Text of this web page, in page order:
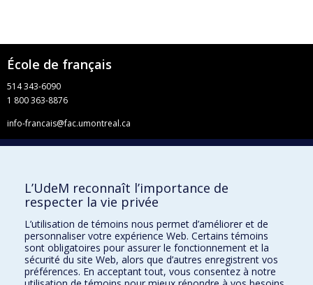
École de français
514 343-6090
1 800 363-8876
info-francais@fac.umontreal.ca
Université de Montréal
C. P. 6128, succursale Centre-ville
Montréal QC H3C 3J7
Facebook
YouTube
Faculté de l’apprentissage continu
L’UdeM reconnaît l’importance de
respecter la vie privée
L’utilisation de témoins nous permet d’améliorer et de
personnaliser votre expérience Web. Certains témoins
sont obligatoires pour assurer le fonctionnement et la
sécurité du site Web, alors que d’autres enregistrent vos
préférences. En acceptant tout, vous consentez à notre